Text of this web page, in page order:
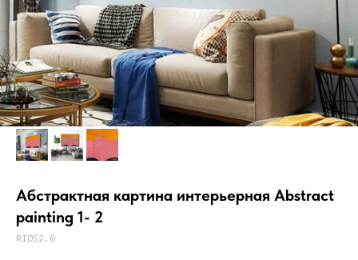
Абстрактная картина интерьерная Abstract
painting 1- 2
RIDS2.0